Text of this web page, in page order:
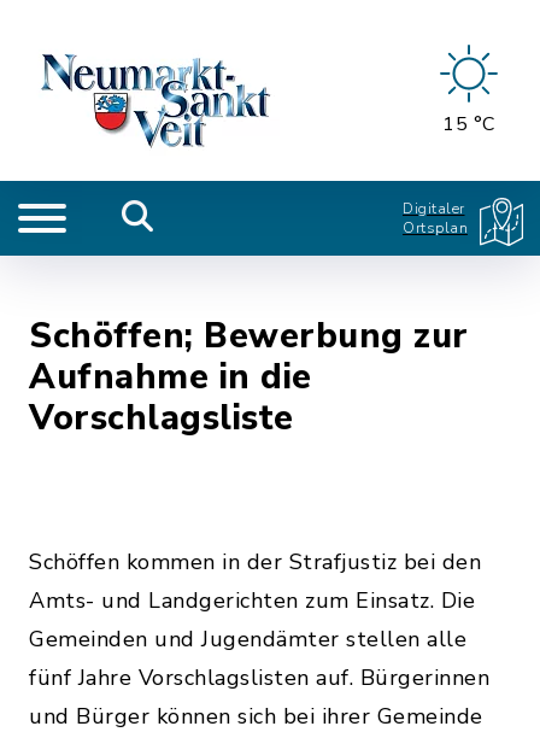
15 °C
Digitaler
Ortsplan
Schöffen; Bewerbung zur
Aufnahme in die
Vorschlagsliste
Schöffen kommen in der Strafjustiz bei den
Amts- und Landgerichten zum Einsatz. Die
Gemeinden und Jugendämter stellen alle
fünf Jahre Vorschlagslisten auf. Bürgerinnen
und Bürger können sich bei ihrer Gemeinde